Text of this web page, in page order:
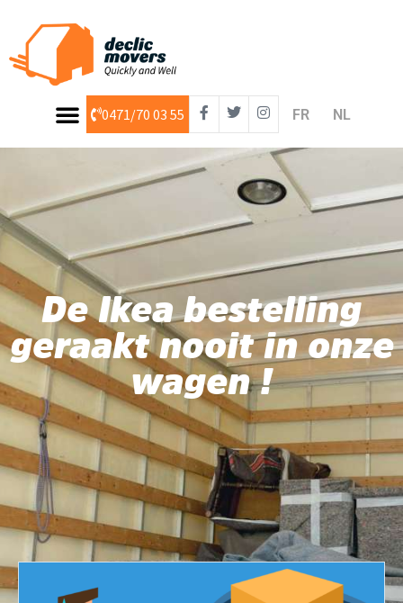
0471/70 03 55 FR NL
De Ikea bestelling
geraakt nooit in onze
wagen !